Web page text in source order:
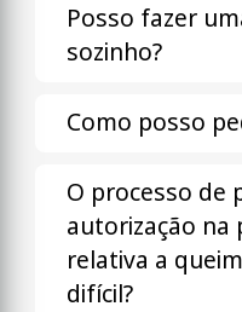
Posso fazer
sozinho?
Como posso
O processo de
autorização na
relativa a
difícil?